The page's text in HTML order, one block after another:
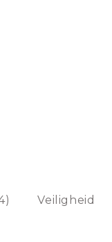
Veiligheid